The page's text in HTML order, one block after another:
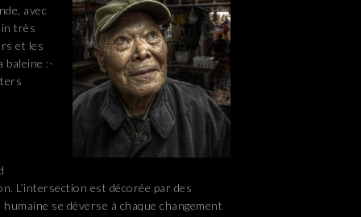
avec
très
et les
baleine :-
L’intersection est décorée par des
se déverse à chaque changement